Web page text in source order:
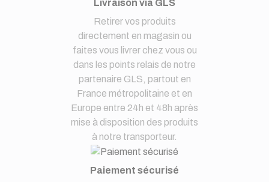
Livraison via GLS
Retirer vos produits
directement en magasin ou
faites vous livrer chez vous ou
dans les points relais de notre
partenaire GLS, partout en
France métropolitaine et en
Europe entre 24h et 48h après
mise à disposition des produits
à notre transporteur.
Paiement sécurisé